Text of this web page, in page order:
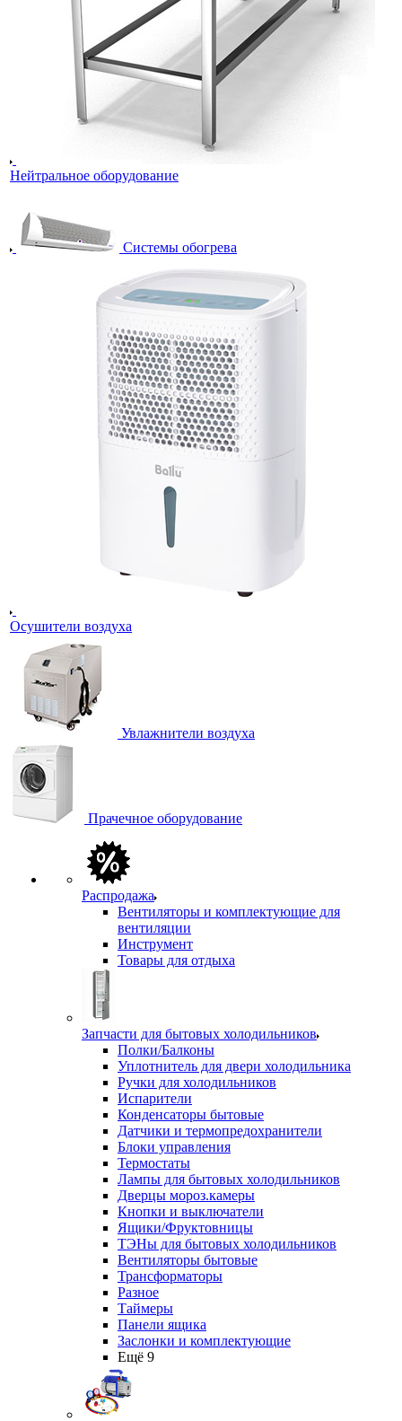
Нейтральное оборудование
Системы обогрева
Осушители воздуха
Увлажнители воздуха
Прачечное оборудование
Распродажа
Вентиляторы и комплектующие для
вентиляции
Инструмент
Товары для отдыха
Запчасти для бытовых холодильников
Полки/Балконы
Уплотнитель для двери холодильника
Ручки для холодильников
Испарители
Конденсаторы бытовые
Датчики и термопредохранители
Блоки управления
Термостаты
Лампы для бытовых холодильников
Дверцы мороз.камеры
Кнопки и выключатели
Ящики/Фруктовницы
ТЭНы для бытовых холодильников
Вентиляторы бытовые
Трансформаторы
Разное
Таймеры
Панели ящика
Заслонки и комплектующие
Ещё 9